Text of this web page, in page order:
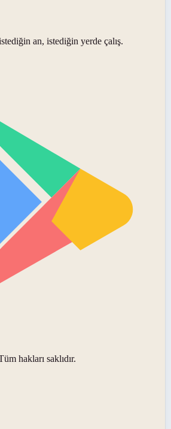
an, istediğin yerde çalış.
hakları saklıdır.